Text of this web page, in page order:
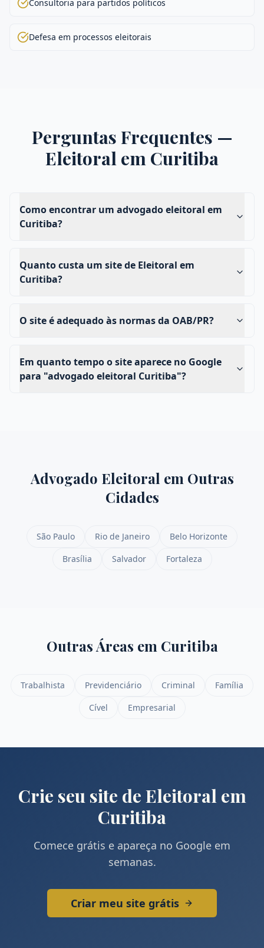
Consultoria para partidos políticos
Defesa em processos eleitorais
Perguntas Frequentes —
Eleitoral em Curitiba
Como encontrar um advogado eleitoral em
Curitiba?
Quanto custa um site de Eleitoral em
Curitiba?
O site é adequado às normas da OAB/PR?
Em quanto tempo o site aparece no Google
para "advogado eleitoral Curitiba"?
Advogado Eleitoral em Outras
Cidades
São Paulo Rio de Janeiro
Belo Horizonte
Brasília
Salvador Fortaleza
Outras Áreas em Curitiba
Trabalhista Previdenciário Criminal
Família
Cível
Empresarial
Crie seu site de Eleitoralem
Curitiba
Comece grátis e apareça no Google em
semanas.
Criar meu site grátis